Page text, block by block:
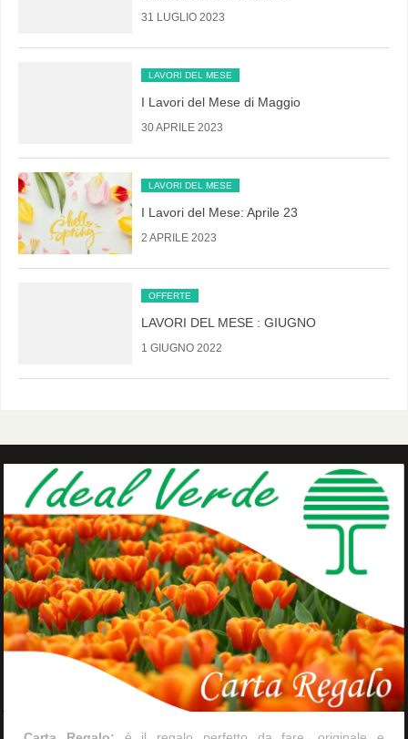
31 LUGLIO 2023
LAVORI DEL MESE
I Lavori del Mese di Maggio
30 APRILE 2023
LAVORI DEL MESE
I Lavori del Mese: Aprile 23
2 APRILE 2023
OFFERTE
LAVORI DEL MESE : GIUGNO
1 GIUGNO 2022